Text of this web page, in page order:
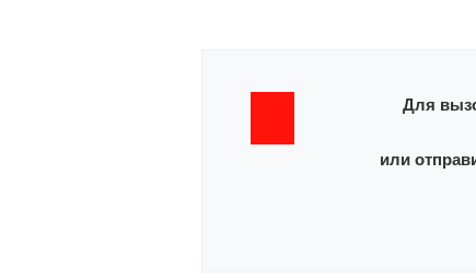
Для
или